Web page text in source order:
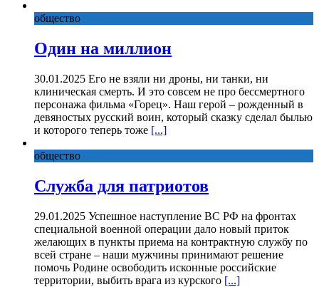
общество
Один на миллион
30.01.2025 Его не взяли ни дроны, ни танки, ни
клиническая смерть. И это совсем не про бессмертного
персонажа фильма «Горец». Наш герой – рожденный в
девяностых русский воин, который сказку сделал былью
и которого теперь тоже [...]
общество
Служба для патриотов
29.01.2025 Успешное наступление ВС РФ на фронтах
специальной военной операции дало новый приток
желающих в пункты приема на контрактную службу по
всей стране – наши мужчины принимают решение
помочь Родине освободить исконные российские
территории, выбить врага из курского [...]